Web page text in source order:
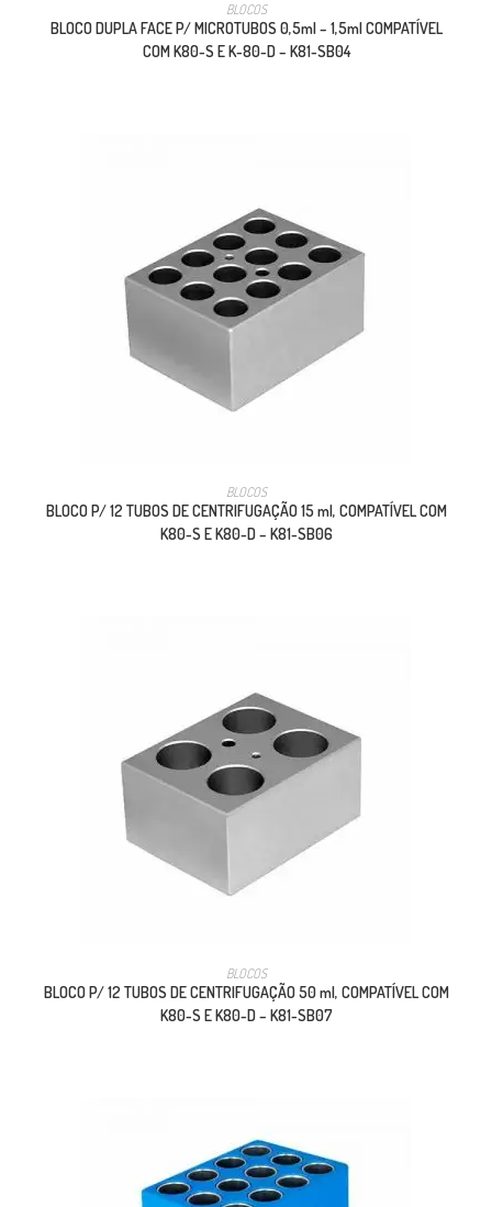
BLOCOS
BLOCO DUPLA FACE P/ MICROTUBOS 0,5ml – 1,5ml COMPATÍVEL
COM K80-S E K-80-D – K81-SB04
BLOCOS
BLOCO P/ 12 TUBOS DE CENTRIFUGAÇÃO 15 ml, COMPATÍVEL COM
K80-S E K80-D – K81-SB06
BLOCOS
BLOCO P/ 12 TUBOS DE CENTRIFUGAÇÃO 50 ml, COMPATÍVEL COM
K80-S E K80-D – K81-SB07